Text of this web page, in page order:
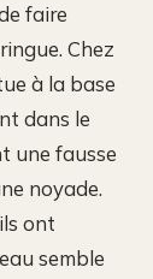
faire
Chez
à la base
dans le
une fausse
noyade.
ont
semble